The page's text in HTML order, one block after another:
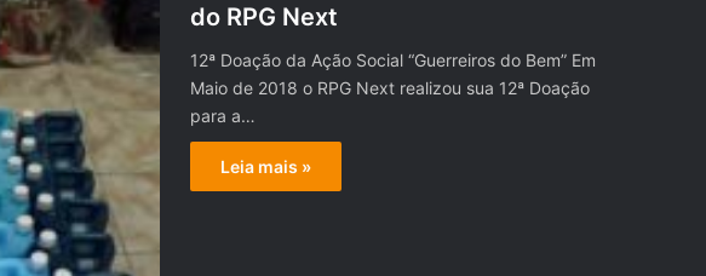
do RPG Next
12ª Doação da Ação Social “Guerreiros do Bem” Em
Maio de 2018 o RPG Next realizou sua 12ª Doação
para a…
Leia mais »